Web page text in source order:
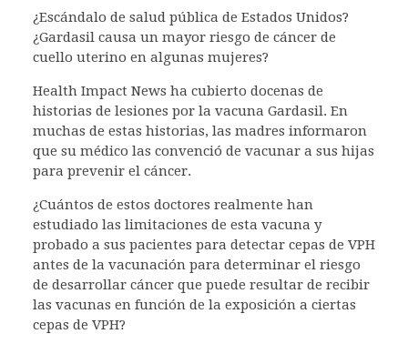
¿Escándalo de salud pública de Estados Unidos?
¿Gardasil causa un mayor riesgo de cáncer de
cuello uterino en algunas mujeres?
Health Impact News ha cubierto docenas de
historias de lesiones por la vacuna Gardasil. En
muchas de estas historias, las madres informaron
que su médico las convenció de vacunar a sus hijas
para prevenir el cáncer.
¿Cuántos de estos doctores realmente han
estudiado las limitaciones de esta vacuna y
probado a sus pacientes para detectar cepas de VPH
antes de la vacunación para determinar el riesgo
de desarrollar cáncer que puede resultar de recibir
las vacunas en función de la exposición a ciertas
cepas de VPH?